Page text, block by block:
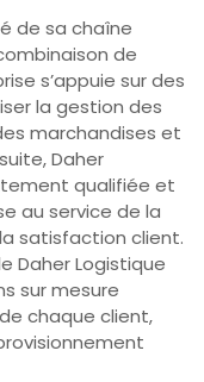
de sa chaîne
de
s’appuie sur des
la gestion des
marchandises et
Daher
qualifiée et
au service de la
satisfaction client.
Daher Logistique
sur mesure
chaque client,